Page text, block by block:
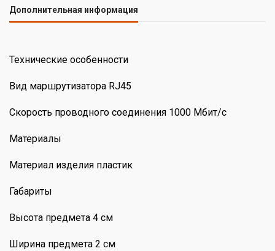
Дополнительная информация
Технические особенности
Вид маршрутизатора RJ45
Скорость проводного соединения 1000 Мбит/с
Материалы
Материал изделия пластик
Габариты
Высота предмета 4 см
Ширина предмета 2 см